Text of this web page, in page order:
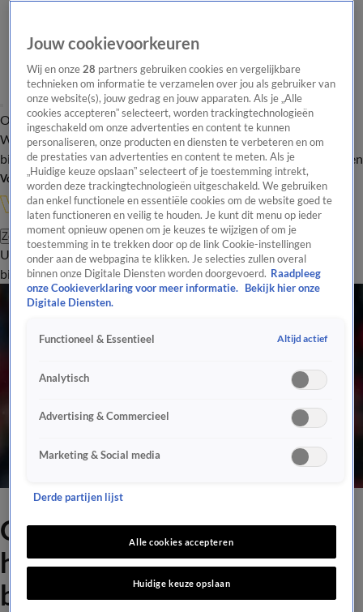
Overzicht Onze programma's Uitzendingen Onze gezichten
In de
WandelgangenInterviewsUitzending
bijwonenPodcastShopVeelgestelde vragenKijkersvraag insturen
Volg Vandaag Inside
Zoeken
UitzendingenVandaag InsideDe OranjezomerShopUitzending
bijwonen
Officieel: John van 't Schip
heeft nieuwe klus als
bondscoach te pakken
Jouw cookievoorkeuren
Wij en onze28 partners gebruiken cookies en vergelijkbare
technieken om informatie te verzamelen over jou als gebruiker van
onze website(s), jouw gedrag en jouw apparaten. Als je „Alle
cookies accepteren” selecteert, worden trackingtechnologieën
ingeschakeld om onze advertenties en content te kunnen
personaliseren, onze producten en diensten te verbeteren en om
de prestaties van advertenties en content te meten. Als je
„Huidige keuze opslaan” selecteert of je toestemming intrekt,
worden deze trackingtechnologieën uitgeschakeld. We gebruiken
dan enkel functionele en essentiële cookies om de website goed te
laten functioneren en veilig te houden. Je kunt dit menu op ieder
moment opnieuw openen om je keuzes te wijzigen of om je
toestemming in te trekken door op de link Cookie-instellingen
onder aan de webpagina te klikken. Je selecties zullen overal
binnen onze Digitale Diensten worden doorgevoerd. Raadpleeg
onze Cookieverklaring voor meer informatie.
Bekijk hier onze
Digitale Diensten.
Functioneel & Essentieel Altijd actief
Analytisch
Advertising & Commercieel
Marketing & Social media
Derde partijen lijst
Alle cookies accepteren
Huidige keuze opslaan